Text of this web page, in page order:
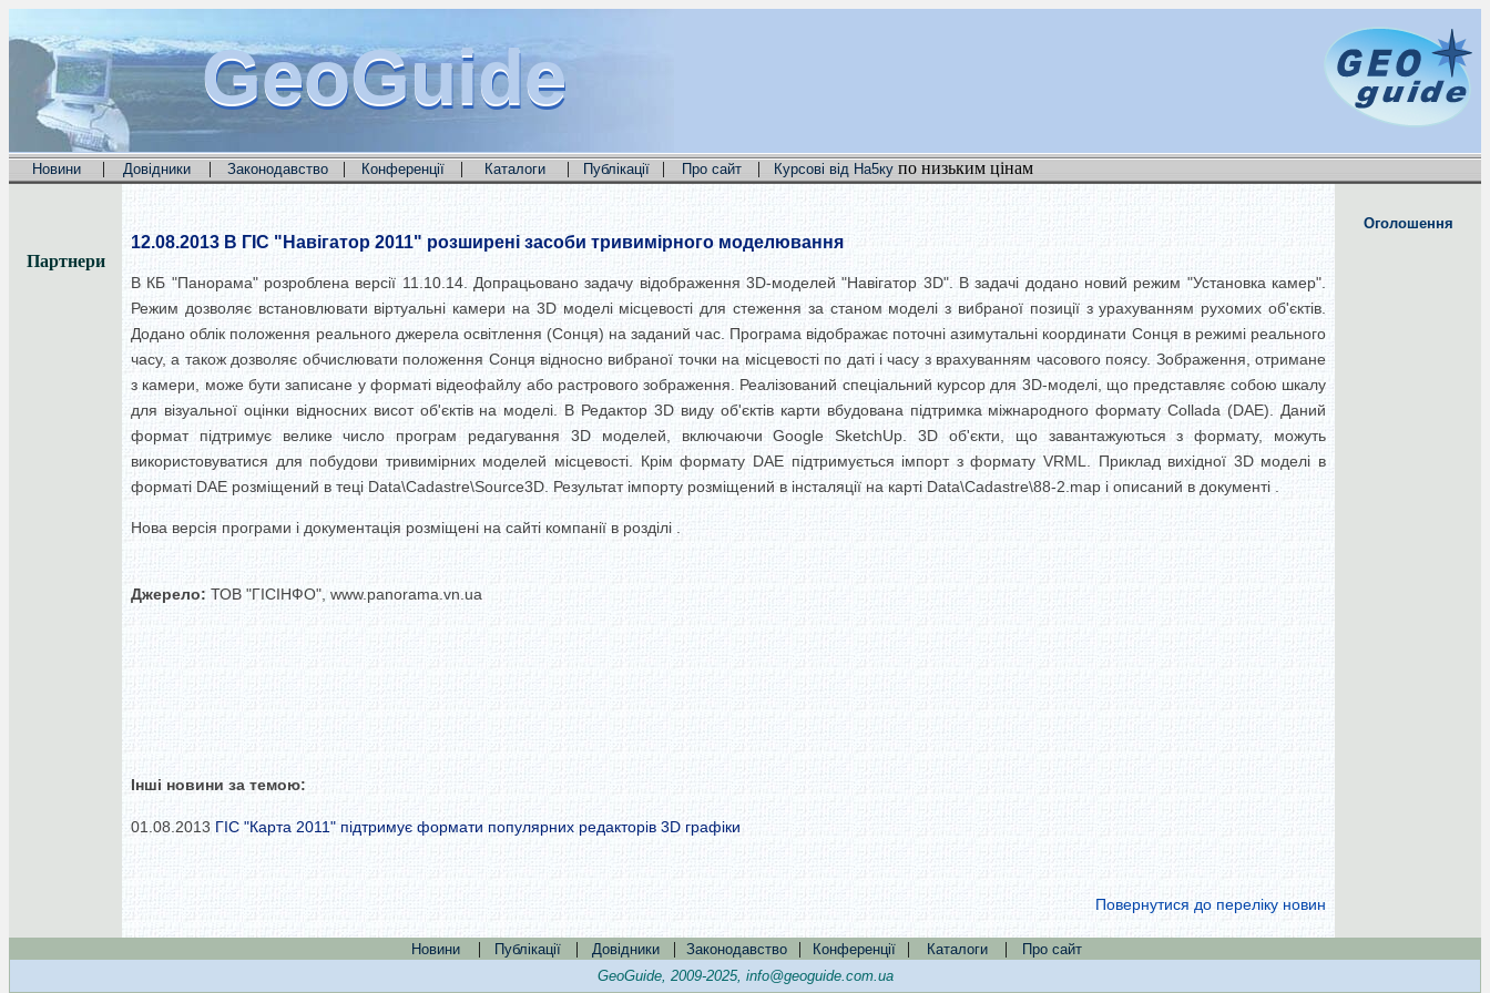
GeoGuide
GeoGuide
GeoGuide
Новини | Довідники | Законодавство | Конференції | Каталоги | Публікації | Про сайт | Курсові від На5ку по низьким цінам
Партнери
12.08.2013 В ГІС "Навігатор 2011" розширені засоби тривимірного моделювання
В КБ "Панорама" розроблена версії 11.10.14. Допрацьовано задачу відображення 3D-моделей "Навігатор 3D". В задачі додано новий режим "Установка камер".
Режим дозволяє встановлювати віртуальні камери на 3D моделі місцевості для стеження за станом моделі з вибраної позиції з урахуванням рухомих об'єктів.
Додано облік положення реального джерела освітлення (Сонця) на заданий час. Програма відображає поточні азимутальні координати Сонця в режимі реального
часу, а також дозволяє обчислювати положення Сонця відносно вибраної точки на місцевості по даті і часу з врахуванням часового поясу. Зображення, отримане
з камери, може бути записане у форматі відеофайлу або растрового зображення. Реалізований спеціальний курсор для 3D-моделі, що представляє собою шкалу
для візуальної оцінки відносних висот об'єктів на моделі. В Редактор 3D виду об'єктів карти вбудована підтримка міжнародного формату Collada (DAE). Даний
формат підтримує велике число програм редагування 3D моделей, включаючи Google SketchUp. 3D об'єкти, що завантажуються з формату, можуть
використовуватися для побудови тривимірних моделей місцевості. Крім формату DAE підтримується імпорт з формату VRML. Приклад вихідної 3D моделі в
форматі DAE розміщений в теці Data\Cadastre\Source3D. Результат імпорту розміщений в інсталяції на карті Data\Cadastre\88-2.map і описаний в документі .
Нова версія програми і документація розміщені на сайті компанії в розділі .
Джерело: ТОВ "ГІСІНФО", www.panorama.vn.ua
Інші новини за темою:
01.08.2013 ГІС "Карта 2011" підтримує формати популярних редакторів 3D графіки
Повернутися до переліку новин
Оголошення
Новини | Публікації | Довідники | Законодавство | Конференції | Каталоги |
Про сайт
GeoGuide, 2009-2025, info@geoguide.com.ua